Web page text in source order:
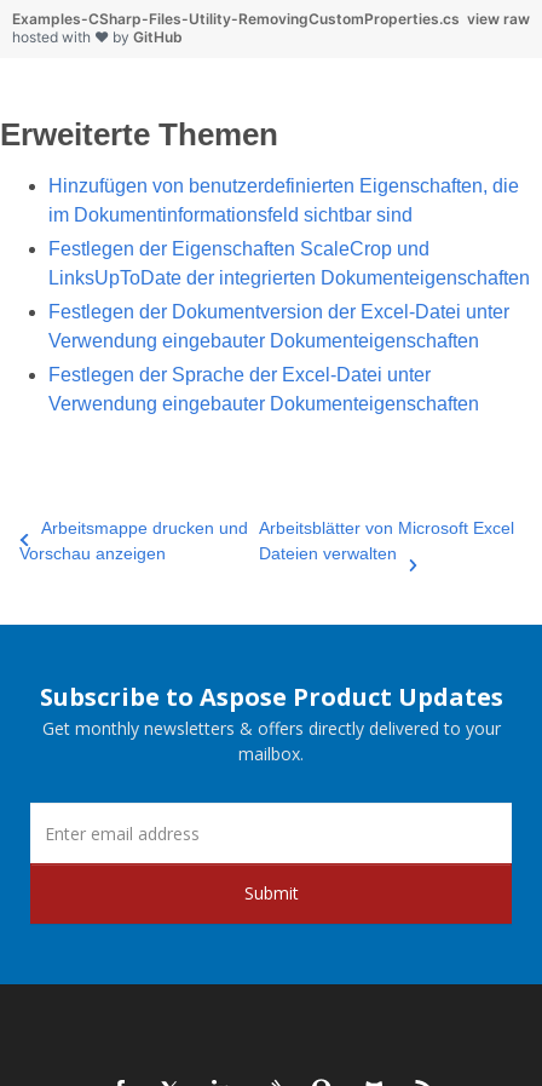
view raw
Examples-CSharp-Files-Utility-RemovingCustomProperties.cs
hosted with ❤ by GitHub
Erweiterte Themen
Hinzufügen von benutzerdefinierten Eigenschaften, die
im Dokumentinformationsfeld sichtbar sind
Festlegen der Eigenschaften ScaleCrop und
LinksUpToDate der integrierten Dokumenteigenschaften
Festlegen der Dokumentversion der Excel-Datei unter
Verwendung eingebauter Dokumenteigenschaften
Festlegen der Sprache der Excel-Datei unter
Verwendung eingebauter Dokumenteigenschaften
Arbeitsmappe drucken und
Vorschau anzeigen
Arbeitsblätter von Microsoft Excel
Dateien verwalten
Subscribe to Aspose Product Updates
Get monthly newsletters & offers directly delivered to your
mailbox.
Submit